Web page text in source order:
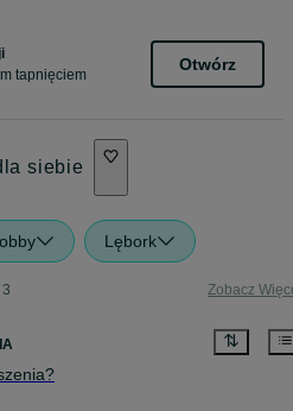
tapnięciem
Otwórz
siebie
Lębork
Zobacz